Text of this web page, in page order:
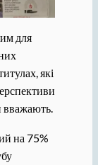
для
які
вважають.
на 75%